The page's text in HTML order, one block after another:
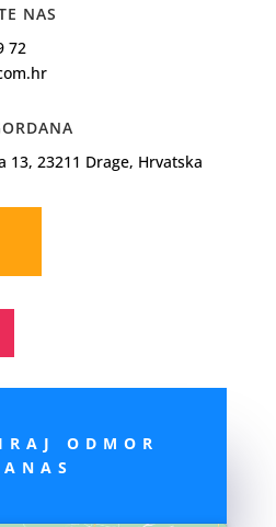
NAS
72
13, 23211 Drage, Hrvatska
ODMOR